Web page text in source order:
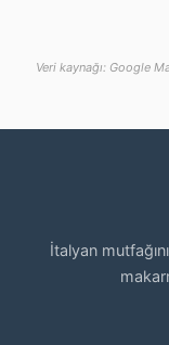
Veri kaynağı: Google
İtalyan